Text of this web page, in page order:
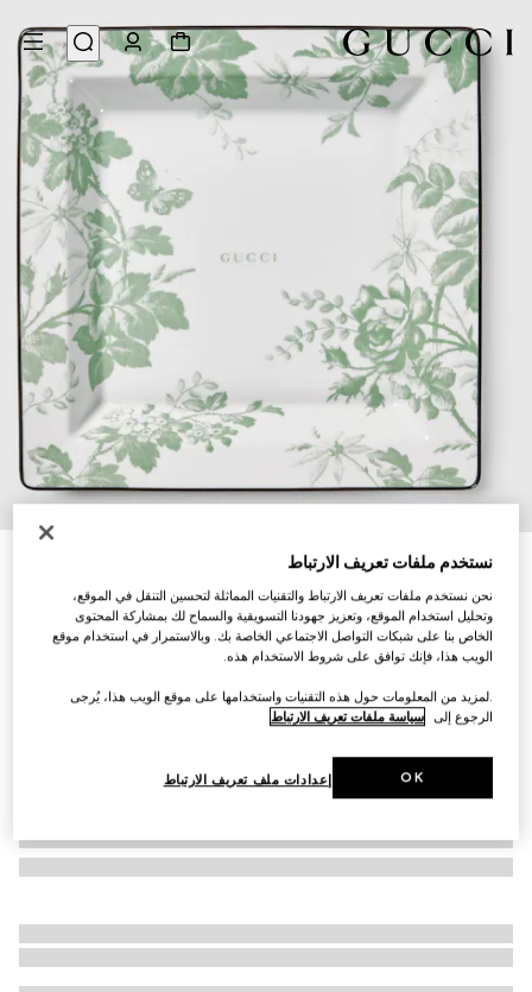
صينية زينة كبيرة الحجم بطبعة هيرباريوم
AED 2,000
تنويعاتبورسلين باللونين الأبيض والأخضر
نستخدم ملفات تعريف الارتباط
نحن نستخدم ملفات تعريف الارتباط والتقنيات المماثلة لتحسين التنقل في الموقع،
وتحليل استخدام الموقع، وتعزيز جهودنا التسويقية والسماح لك بمشاركة المحتوى
الخاص بنا على شبكات التواصل الاجتماعي الخاصة بك. وبالاستمرار في استخدام موقع
الويب هذا، فإنك توافق على شروط الاستخدام هذه.
.لمزيد من المعلومات حول هذه التقنيات واستخدامها على موقع الويب هذا، يُرجى
الرجوع إلى سياسة ملفات تعريف الارتباط
إعدادات ملف تعريف الارتباط OK